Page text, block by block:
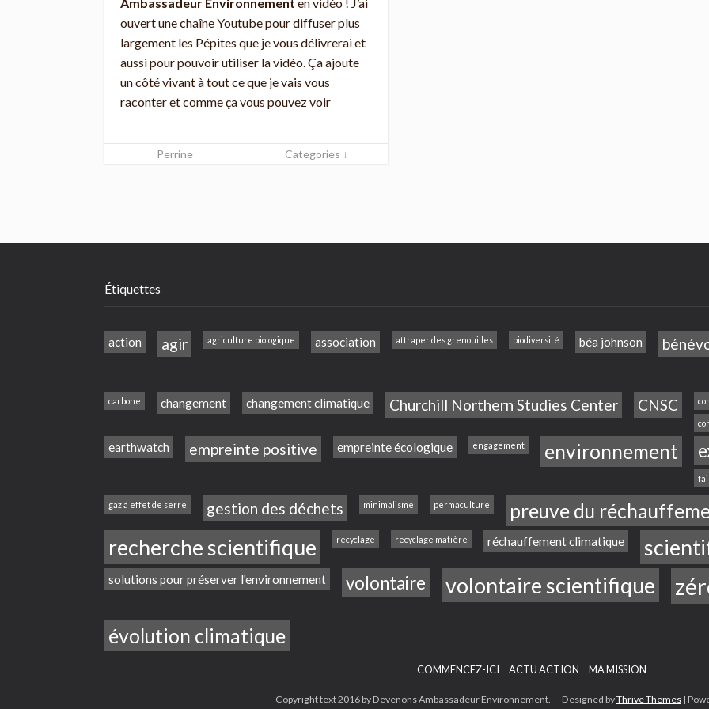
ouvert une chaîne Youtube pour diffuser plus
largement les Pépites que je vous délivrerai et
aussi pour pouvoir utiliser la vidéo. Ça ajoute
un côté vivant à tout ce que je vais vous
raconter et comme ça vous pouvez voir
Perrine Categories ↓
Étiquettes
action agir agriculture biologique association attraper des grenouilles biodiversité béa johnson
carbone changement changement climatique Churchill Northern Studies Center CNSC
earthwatch empreinte positive empreinte écologique engagement environnement
gaz à effet de serre gestion des déchets minimalisme permaculture preuve du
recherche scientifique recyclage recyclage matière réchauffement climatique
solutions pour préserver l'environnement volontaire volontaire scientifique
évolution climatique
COMMENCEZ-ICI ACTU ACTION MA MISSION
Copyright text 2016 by Devenons Ambassadeur Environnement. - Designed byThrive Themes|